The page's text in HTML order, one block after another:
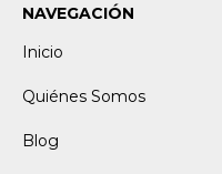
NAVEGACIÓN
Inicio
Quiénes Somos
Blog